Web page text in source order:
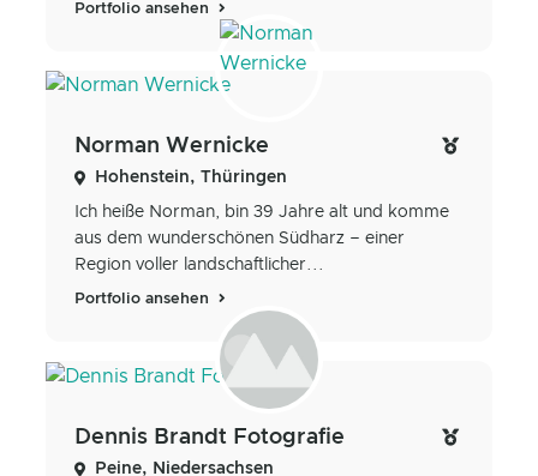
Portfolio ansehen
Norman Wernicke
Hohenstein, Thüringen
Ich heiße Norman, bin 39 Jahre alt und komme
aus dem wunderschönen Südharz – einer
Region voller landschaftlicher...
Portfolio ansehen
Dennis Brandt Fotografie
Peine, Niedersachsen